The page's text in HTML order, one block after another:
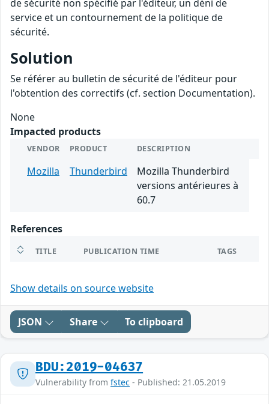
de sécurité non spécifié par l'éditeur, un déni de
service et un contournement de la politique de
sécurité.
Solution
Se référer au bulletin de sécurité de l'éditeur pour
l'obtention des correctifs (cf. section Documentation).
None
Impacted products
VENDOR PRODUCT DESCRIPTION
Mozilla Thunderbird
Mozilla Thunderbird
versions antérieures à
60.7
References
TITLE PUBLICATION TIME TAGS
Show details on source website
JSON Share To clipboard
BDU:2019-04637
Vulnerability from fstec - Published: 21.05.2019